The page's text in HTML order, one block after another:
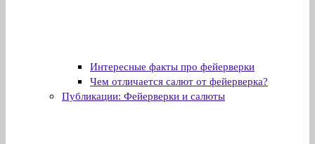
Интересные факты про фейерверки
Чем отличается салют от фейерверка?
Публикации: Фейерверки и салюты